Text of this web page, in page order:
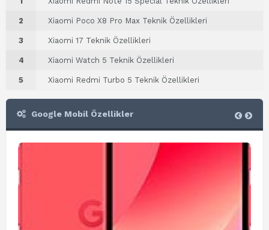
2 Xiaomi Poco X8 Pro Max Teknik Özellikleri
3 Xiaomi 17 Teknik Özellikleri
4 Xiaomi Watch 5 Teknik Özellikleri
5 Xiaomi Redmi Turbo 5 Teknik Özellikleri
Google Mobil Özellikler